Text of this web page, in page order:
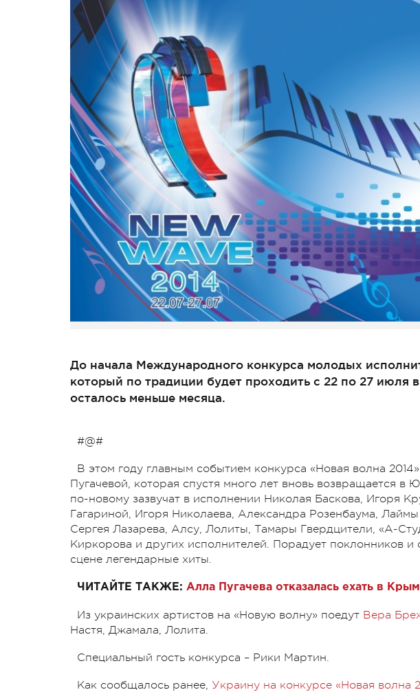
До начала Международного конкурса молодых
который по традиции будет проходить с 22 по 27 июля
осталось меньше месяца.
#@#
В этом году главным событием конкурса «Новая волна
Пугачевой, которая спустя много лет вновь возвращается
по-новому зазвучат в исполнении Николая Баскова, Игоря
Гагариной, Игоря Николаева, Александра Розенбаума,
Сергея Лазарева, Алсу, Лолиты, Тамары Гвердцители, «А-
Киркорова и других исполнителей. Порадует поклонников
сцене легендарные хиты.
ЧИТАЙТЕ ТАКЖЕ: Алла Пугачева отказалась ехать в
Из украинских артистов на «Новую волну» поедут Вера
Настя, Джамала, Лолита.
Специальный гость конкурса – Рики Мартин.
Как сообщалось ранее, Украину на конкурсе «Новая волна